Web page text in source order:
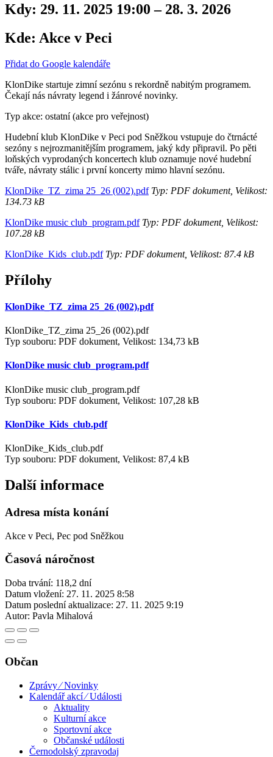
Kdy: 29. 11. 2025 19:00 – 28. 3. 2026
Kde: Akce v Peci
Přidat do Google kalendáře
KlonDike startuje zimní sezónu s rekordně nabitým programem.
Čekají nás návraty legend i žánrové novinky.
Typ akce: ostatní (akce pro veřejnost)
Hudební klub KlonDike v Peci pod Sněžkou vstupuje do čtrnácté
sezóny s nejrozmanitějším programem, jaký kdy připravil. Po pěti
loňských vyprodaných koncertech klub oznamuje nové hudební
tváře, návraty stálic i první koncerty mimo hlavní sezónu.
KlonDike_TZ_zima 25_26 (002).pdfTyp: PDF dokument, Velikost:
134.73 kB
KlonDike music club_program.pdfTyp: PDF dokument, Velikost:
107.28 kB
KlonDike_Kids_club.pdfTyp: PDF dokument, Velikost: 87.4 kB
Přílohy
KlonDike_TZ_zima 25_26 (002).pdf
KlonDike_TZ_zima 25_26 (002).pdf
Typ souboru: PDF dokument, Velikost: 134,73 kB
KlonDike music club_program.pdf
KlonDike music club_program.pdf
Typ souboru: PDF dokument, Velikost: 107,28 kB
KlonDike_Kids_club.pdf
KlonDike_Kids_club.pdf
Typ souboru: PDF dokument, Velikost: 87,4 kB
Další informace
Adresa místa konání
Akce v Peci, Pec pod Sněžkou
Časová náročnost
Doba trvání: 118,2 dní
Datum vložení: 27. 11. 2025 8:58
Datum poslední aktualizace: 27. 11. 2025 9:19
Autor: Pavla Mihalová
Občan
Zprávy ⁄ Novinky
Kalendář akcí ⁄ Události
Aktuality
Kulturní akce
Sportovní akce
Občanské události
Černodolský zpravodaj